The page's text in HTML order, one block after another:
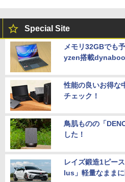
Special Site
メモリ32GBでも
yzen搭載
性能の良いお得な
チェック！
鳥肌ものの「
した！
レイズ鍛造1ピー
lus」軽量なまま